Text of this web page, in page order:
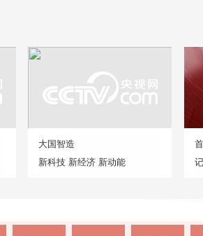
大国智造
新科技 新经济 新动能